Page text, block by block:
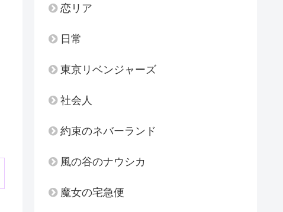
恋リア
日常
東京リベンジャーズ
社会人
約束のネバーランド
風の谷のナウシカ
魔女の宅急便